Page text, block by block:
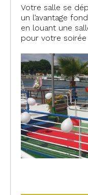
Votre salle se
un l’avantage
en louant une
pour votre soirée